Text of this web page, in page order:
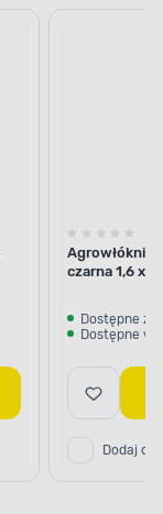
czarna 1,6 x
Dostępne z
Dostępne w
Dodaj do